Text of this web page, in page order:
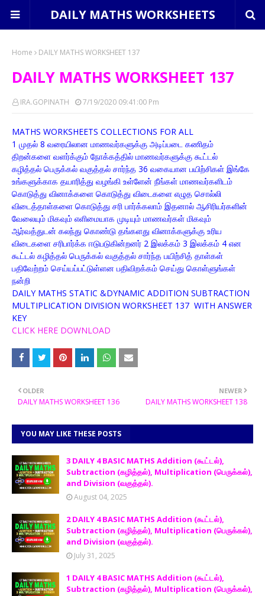
DAILY MATHS WORKSHEETS
Home DAILY MATHS WORKSHEET 137
DAILY MATHS WORKSHEET 137
IRA.GOPINATH 7/19/2020 09:41:00 Pm
MATHS WORKSHEETS COLLECTIONS FOR ALL
1 முதல் 8 வரையிலான மாணவர்களுக்கு அடிப்படை கணிதம்
திறன்களை வளர்க்கும் நோக்கத்தில் மாணவர்களுக்கு கூட்டல்
கழித்தல் பெருக்கல் வகுத்தல் சார்ந்த 36 வகையான பயிற்சிகள் இங்கே
உங்களுக்காக தயாரித்து வழங்கி உள்ளேன் நீங்கள் மாணவர்களிடம்
கொடுத்து வினாக்களை கொடுத்து விடைகளை எழுத சொல்லி
விடைத்தாள்களை கொடுத்து சரி பார்க்கலாம் இதனால் ஆசிரியர்களின்
வேலையும் மிகவும் எளிமையாக முடியும் மாணவர்கள் மிகவும்
ஆர்வத்துடன் கலந்து கொண்டு தங்களது வினாக்களுக்கு உரிய
விடைகளை சரிபார்க்க ஈடுபடுகின்றனர் 2 இலக்கம் 3 இலக்கம் 4 என
கூட்டல் கழித்தல் பெருக்கல் வகுத்தல் சார்ந்த பயிற்சித் தாள்கள்
பதிவேற்றம் செய்யப்பட்டுள்ளன பதிவிறக்கம் செய்து கொள்ளுங்கள்
நன்றி
DAILY MATHS STATIC &DYNAMIC ADDITION SUBTRACTION
MULTIPLICATION DIVISION WORKSHEET 137 WITH ANSWER
KEY
CLICK HERE DOWNLOAD
NEWER
DAILY MATHS WORKSHEET 138
OLDER
DAILY MATHS WORKSHEET 136
YOU MAY LIKE THESE POSTS
3 DAILY 4 BASIC MATHS Addition (கூட்டல்),
Subtraction (கழித்தல்), Multiplication (பெருக்கல்),
and Division (வகுத்தல்).
August 04, 2025
2 DAILY 4 BASIC MATHS Addition (கூட்டல்),
Subtraction (கழித்தல்), Multiplication (பெருக்கல்),
and Division (வகுத்தல்).
July 31, 2025
1 DAILY 4 BASIC MATHS Addition (கூட்டல்),
Subtraction (கழித்தல்), Multiplication (பெருக்கல்),